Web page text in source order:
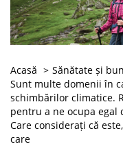
Acasă Sănătate și
Sunt multe domenii în
schimbărilor climatice.
pentru a ne ocupa
Care considerați că
care